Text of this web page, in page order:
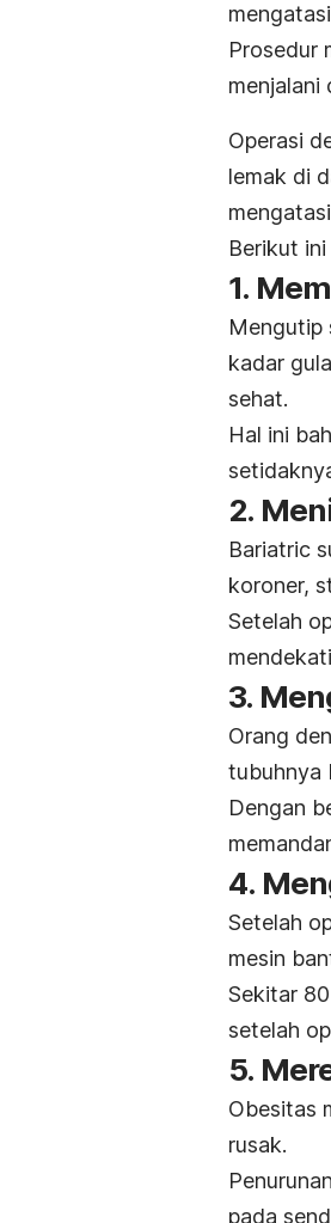
Prosedur
menjalani
Operasi
lemak di
Berikut
1.
Mengutip
kadar
sehat.
Hal ini
2.
Bariatric
koroner,
Setelah
3.
Orang
tubuhnya
Dengan
4.
Setelah
mesin
Sekitar
setelah
5.
Obesitas
rusak.
pada